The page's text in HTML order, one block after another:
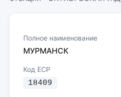
Полное наименование
МУРМАНСК
Код ЕСР
18409